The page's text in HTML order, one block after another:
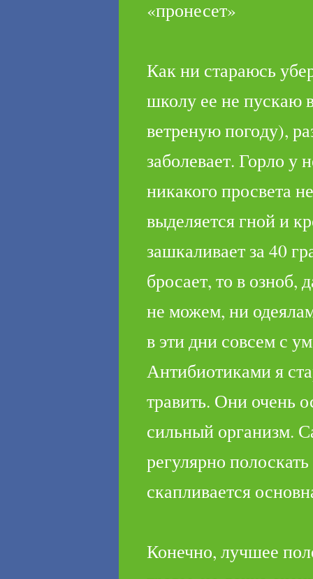
«пронесет»
Как ни стараюсь
школу ее не пускаю
ветреную пого­ду),
заболевает. Горло у
никакого просвета
выделяется гной и
зашкаливает за 40
бросает, то в озноб,
не можем, ни
в эти дни совсем с
Антибиотиками я
травить. Они очень
сильный орга­низм.
регулярно
скапливает­ся
Конечно, лучшее